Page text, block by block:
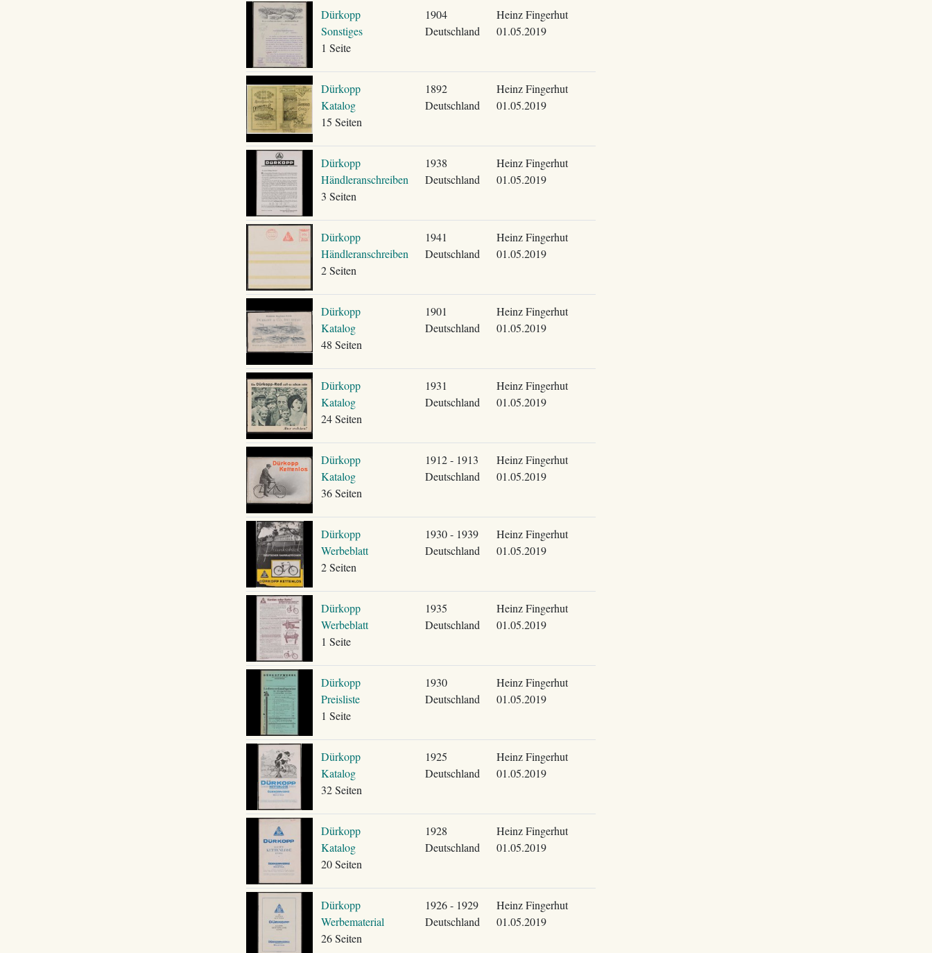
Dürkopp
Sonstiges
1 Seite
1904
Deutschland
Heinz Fingerhut
01.05.2019
Dürkopp
Katalog
15 Seiten
1892
Deutschland
Heinz Fingerhut
01.05.2019
Dürkopp
Händleranschreiben
3 Seiten
1938
Deutschland
Heinz Fingerhut
01.05.2019
Dürkopp
Händleranschreiben
2 Seiten
1941
Deutschland
Heinz Fingerhut
01.05.2019
Dürkopp
Katalog
48 Seiten
1901
Deutschland
Heinz Fingerhut
01.05.2019
Dürkopp
Katalog
24 Seiten
1931
Deutschland
Heinz Fingerhut
01.05.2019
Dürkopp
Katalog
36 Seiten
1912 - 1913
Deutschland
Heinz Fingerhut
01.05.2019
Dürkopp
Werbeblatt
2 Seiten
1930 - 1939
Deutschland
Heinz Fingerhut
01.05.2019
Dürkopp
Werbeblatt
1 Seite
1935
Deutschland
Heinz Fingerhut
01.05.2019
Dürkopp
Preisliste
1 Seite
1930
Deutschland
Heinz Fingerhut
01.05.2019
Dürkopp
Katalog
32 Seiten
1925
Deutschland
Heinz Fingerhut
01.05.2019
Dürkopp
Katalog
20 Seiten
1928
Deutschland
Heinz Fingerhut
01.05.2019
Dürkopp
Werbematerial
26 Seiten
1926 - 1929
Deutschland
Heinz Fingerhut
01.05.2019